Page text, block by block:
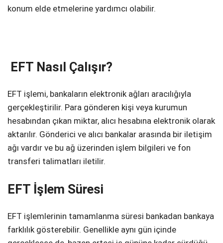
konum elde etmelerine yardımcı olabilir.
EFT Nasıl Çalışır?
EFT işlemi, bankaların elektronik ağları aracılığıyla
gerçekleştirilir. Para gönderen kişi veya kurumun
hesabından çıkan miktar, alıcı hesabına elektronik olarak
aktarılır. Gönderici ve alıcı bankalar arasında bir iletişim
ağı vardır ve bu ağ üzerinden işlem bilgileri ve fon
transferi talimatları iletilir.
EFT İşlem Süresi
EFT işlemlerinin tamamlanma süresi bankadan bankaya
farklılık gösterebilir. Genellikle aynı gün içinde